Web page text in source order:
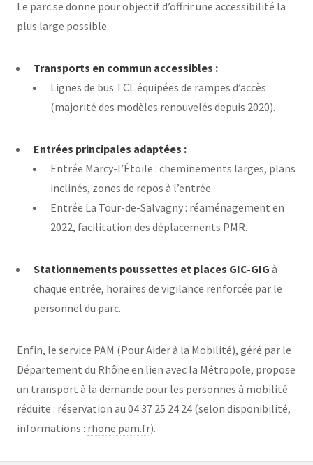
Le parc se donne pour objectif d’offrir une accessibilité la
plus large possible.
Transports en commun accessibles :
Lignes de bus TCL équipées de rampes d’accès
(majorité des modèles renouvelés depuis 2020).
Entrées principales adaptées :
Entrée Marcy-l’Étoile : cheminements larges, plans
inclinés, zones de repos à l’entrée.
Entrée La Tour-de-Salvagny : réaménagement en
2022, facilitation des déplacements PMR.
Stationnements poussettes et places GIC-GIG à
chaque entrée, horaires de vigilance renforcée par le
personnel du parc.
Enfin, le service PAM (Pour Aider à la Mobilité), géré par le
Département du Rhône en lien avec la Métropole, propose
un transport à la demande pour les personnes à mobilité
réduite : réservation au 04 37 25 24 24 (selon disponibilité,
informations : rhone.pam.fr).